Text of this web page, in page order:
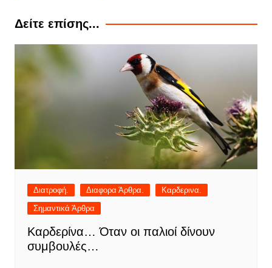
Δείτε επίσης...
Διατροφή. Διαφορα Άρθρα.
Καρδερινα.
Σημαντικά Άρθρα
Καρδερίνα… Όταν οι παλιοί δίνουν
συμβουλές…